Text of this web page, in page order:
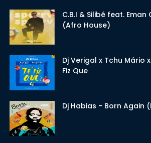
C.B.I & Silibé feat.
(Afro House)
Dj Verigal x Tchu Mário
Fiz Que
Dj Habias - Born Again